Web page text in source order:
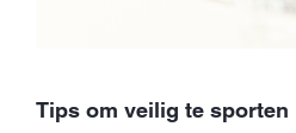
Tips om veilig te sporten